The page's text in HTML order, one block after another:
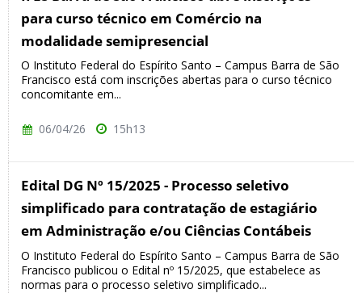
para curso técnico em Comércio na
modalidade semipresencial
O Instituto Federal do Espírito Santo – Campus Barra de São
Francisco está com inscrições abertas para o curso técnico
concomitante em...
06/04/26 15h13
Edital DG Nº 15/2025 - Processo seletivo
simplificado para contratação de estagiário
em Administração e/ou Ciências Contábeis
O Instituto Federal do Espírito Santo – Campus Barra de São
Francisco publicou o Edital nº 15/2025, que estabelece as
normas para o processo seletivo simplificado...